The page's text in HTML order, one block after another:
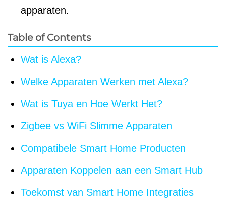
apparaten.
Table of Contents
Wat is Alexa?
Welke Apparaten Werken met Alexa?
Wat is Tuya en Hoe Werkt Het?
Zigbee vs WiFi Slimme Apparaten
Compatibele Smart Home Producten
Apparaten Koppelen aan een Smart Hub
Toekomst van Smart Home Integraties